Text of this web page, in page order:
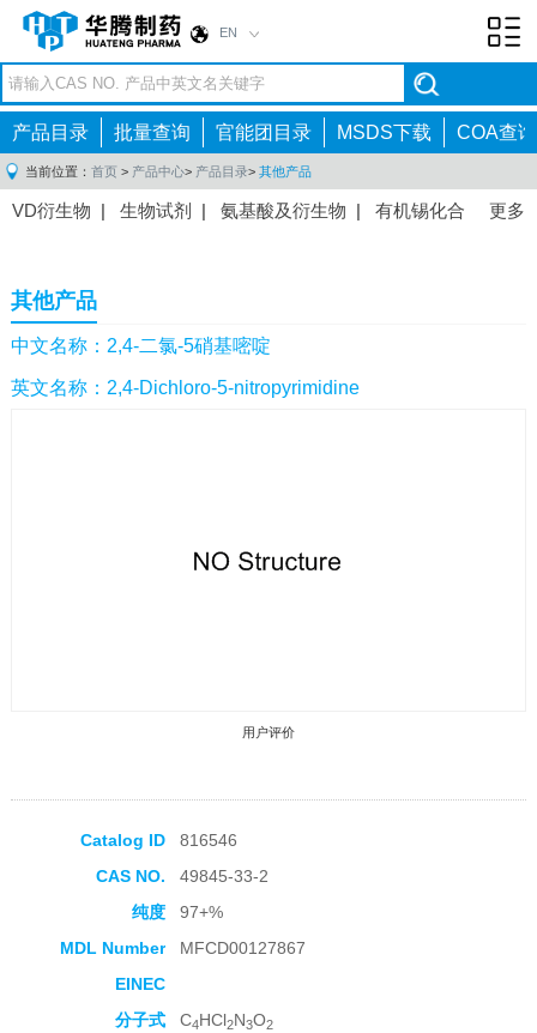
EN
产品目录 批量查询 官能团目录 MSDS下载 COA查询
当前位置： 首页 > 产品中心> 产品目录> 其他产品
更多
VD衍生物 | 生物试剂 | 氨基酸及衍生物 | 有机锡化合
间体|抗高血压药物中间体
感染药物中间体
体 |抗精神病药物中间体|抗炎药物中间体
药中间体|其他原料药中间体|
其他产品
中文名称：2,4-二氯-5硝基嘧啶
英文名称：2,4-Dichloro-5-nitropyrimidine
用户评价
Catalog ID
816546
CAS NO.
49845-33-2
纯度
97+%
MDL Number
MFCD00127867
EINEC
分子式
C4HCl2N3O2